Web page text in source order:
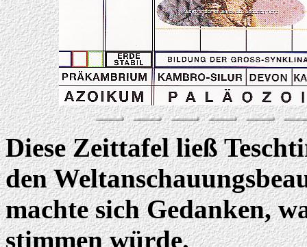
Diese Zeittafel ließ
den
machte sich Gedanken,
stimmen würde.